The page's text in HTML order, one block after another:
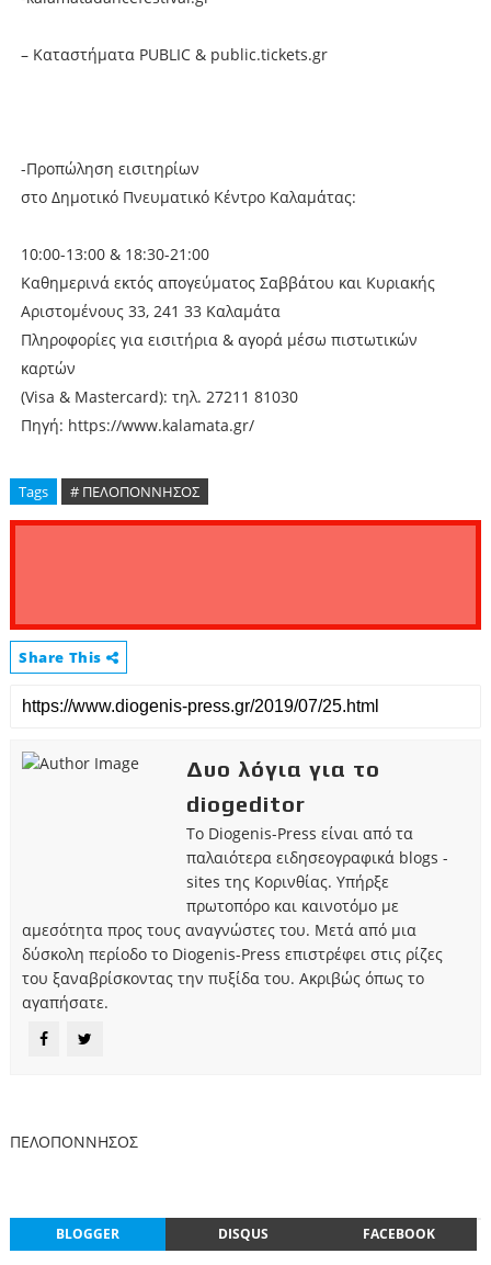
– Kαταστήματα PUBLIC & public.tickets.gr
-Προπώληση εισιτηρίων
στο Δημοτικό Πνευματικό Κέντρο Καλαμάτας:
10:00-13:00 & 18:30-21:00
Kαθημερινά εκτός απογεύματος Σαββάτου και Κυριακής
Αριστομένους 33, 241 33 Καλαμάτα
Πληροφορίες για εισιτήρια & αγορά μέσω πιστωτικών
καρτών
(Visa & Mastercard): τηλ. 27211 81030
Πηγή: https://www.kalamata.gr/
Tags # ΠΕΛΟΠΟΝΝΗΣΟΣ
Share This
Δυο λόγια για το
diogeditor
Το Diogenis-Press είναι από τα
παλαιότερα ειδησεογραφικά blogs -
sites της Κορινθίας. Υπήρξε
πρωτοπόρο και καινοτόμο με
αμεσότητα προς τους αναγνώστες του. Μετά από μια
δύσκολη περίοδο το Diogenis-Press επιστρέφει στις ρίζες
του ξαναβρίσκοντας την πυξίδα του. Ακριβώς όπως το
αγαπήσατε.
ΠΕΛΟΠΟΝΝΗΣΟΣ
BLOGGER DISQUS FACEBOOK